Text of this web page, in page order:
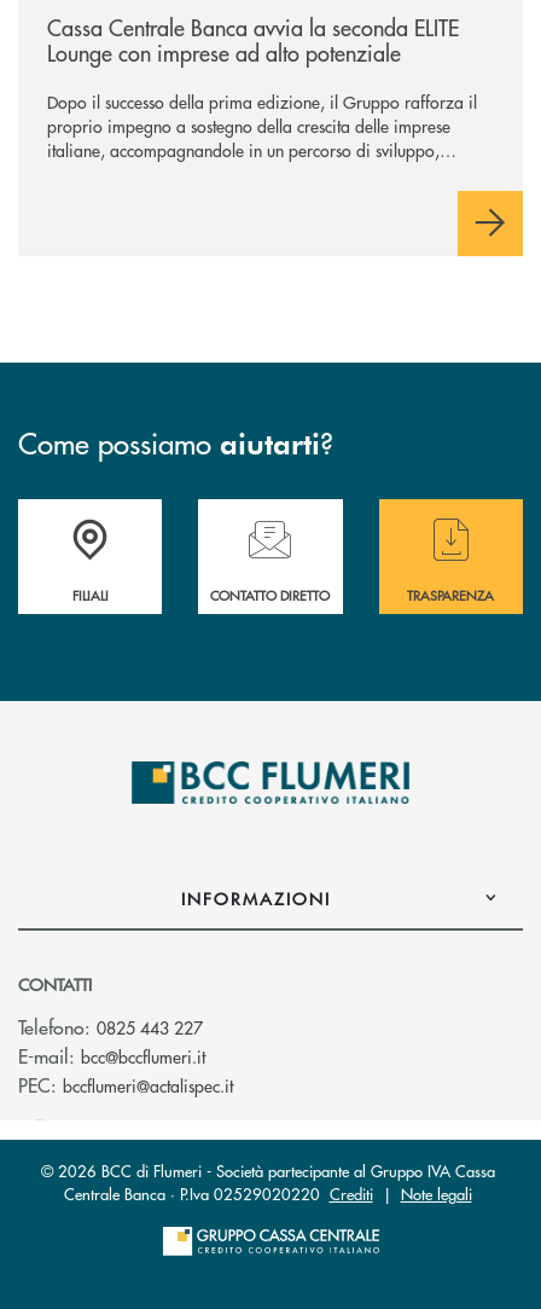
Cassa Centrale Banca avvia la seconda ELITE
Lounge con imprese ad alto potenziale
Dopo il successo della prima edizione, il Gruppo rafforza il
proprio impegno a sostegno della crescita delle imprese
italiane, accompagnandole in un percorso di sviluppo,
Come possiamo aiutarti?
Trova la filiale più vicina a te
FILIALI
Hai bisogno di assistenza immediata ?
CONTATTO DIRETTO
Hai bisogno di
TRASPARENZA
INFORMAZIONI
CONTATTI
Telefono: 0825 443 227
E-mail: bcc@bccflumeri.it(si apre l’app di posta elettronica)
PEC: bccflumeri@actalispec.it(si apre l’app di posta elettronica)
© 2026 BCC di Flumeri - Società partecipante al Gruppo IVA Cassa
Centrale Banca · P.Iva 02529020220 Crediti| Note legali